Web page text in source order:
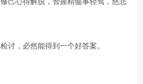
讨，必然能得到一个好答案。